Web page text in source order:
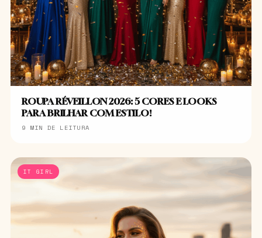
ROUPA RÉVEILLON 2026: 5 CORES E LOOKS
PARA BRILHAR COM ESTILO!
9 MIN DE LEITURA
IT GIRL